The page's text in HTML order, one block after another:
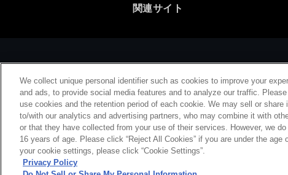
も魚が釣れるのですかね。だ
いぶ昔に酒の肴のマハゼ釣り
また、魚の描写がやたらリア
ルでアニメっぽくないのが、
良い意味でびっくりしまし
た。その方面に大好きな方が
いらっしゃるのでしょうね
関連サイト
会社概要特定
We collect unique personal identifier such as cookies to improve your
and ads, to provide social media features and to analyze our traffic.
use cookies and the retention period of each cookie. We may sell or
to/with our analytics and advertising partners, who may combine it with
or that they have collected from your use of their services. However, we
16 years of age. Please click “Reject All Cookies” if you are under the
your cookie settings, please click “Cookie Settings”.
Privacy Policy